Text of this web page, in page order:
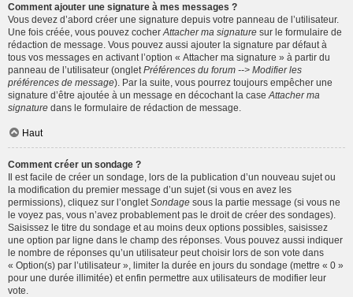
Comment ajouter une signature à mes messages ?
Vous devez d’abord créer une signature depuis votre panneau de l’utilisateur.
Une fois créée, vous pouvez cocher Attacher ma signature sur le formulaire de
rédaction de message. Vous pouvez aussi ajouter la signature par défaut à
tous vos messages en activant l’option « Attacher ma signature » à partir du
panneau de l’utilisateur (onglet Préférences du forum --> Modifier les
préférences de message). Par la suite, vous pourrez toujours empêcher une
signature d’être ajoutée à un message en décochant la case Attacher ma
signature dans le formulaire de rédaction de message.
Haut
Comment créer un sondage ?
Il est facile de créer un sondage, lors de la publication d’un nouveau sujet ou
la modification du premier message d’un sujet (si vous en avez les
permissions), cliquez sur l’onglet Sondage sous la partie message (si vous ne
le voyez pas, vous n’avez probablement pas le droit de créer des sondages).
Saisissez le titre du sondage et au moins deux options possibles, saisissez
une option par ligne dans le champ des réponses. Vous pouvez aussi indiquer
le nombre de réponses qu’un utilisateur peut choisir lors de son vote dans
« Option(s) par l’utilisateur », limiter la durée en jours du sondage (mettre « 0 »
pour une durée illimitée) et enfin permettre aux utilisateurs de modifier leur
vote.